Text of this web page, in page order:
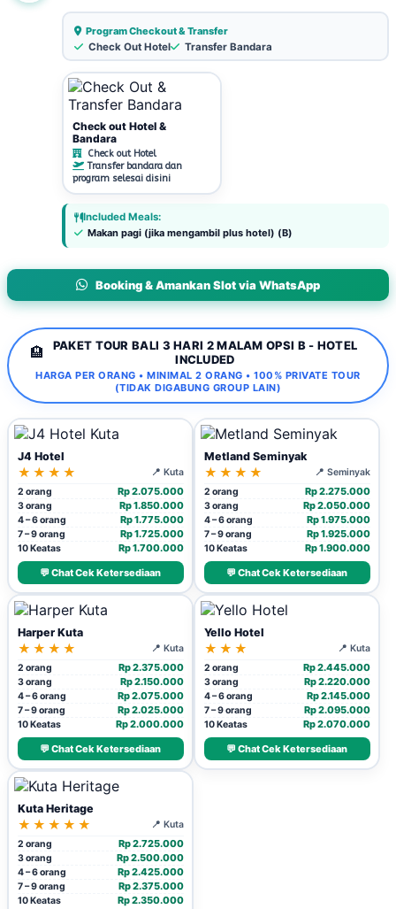
Program Checkout & Transfer
Check Out Hotel
Transfer Bandara
Check out Hotel &
Bandara
Check out Hotel
Transfer bandara dan
program selesai disini
Included Meals:
Makan pagi (jika mengambil plus hotel) (B)
Booking & Amankan Slot via WhatsApp
🏨
PAKET TOUR BALI 3 HARI 2 MALAM OPSI B - HOTEL
INCLUDED
HARGA PER ORANG • MINIMAL 2 ORANG • 100% PRIVATE TOUR
(TIDAK DIGABUNG GROUP LAIN)
J4 Hotel
★★★★
📍 Kuta
2 orang
Rp 2.075.000
3 orang Rp 1.850.000
4 – 6 orang Rp 1.775.000
7 – 9 orang Rp 1.725.000
10 Keatas
Rp 1.700.000
💬 Chat Cek Ketersediaan
Metland Seminyak
★★★★
📍 Seminyak
2 orang
Rp 2.275.000
3 orang Rp 2.050.000
4 – 6 orang Rp 1.975.000
7 – 9 orang Rp 1.925.000
10 Keatas
Rp 1.900.000
💬 Chat Cek Ketersediaan
Harper Kuta
★★★★
📍 Kuta
2 orang
Rp 2.375.000
3 orang Rp 2.150.000
4 – 6 orang Rp 2.075.000
7 – 9 orang Rp 2.025.000
10 Keatas
Rp 2.000.000
💬 Chat Cek Ketersediaan
Yello Hotel
★★★
📍 Kuta
2 orang
Rp 2.445.000
3 orang Rp 2.220.000
4 – 6 orang Rp 2.145.000
7 – 9 orang Rp 2.095.000
10 Keatas
Rp 2.070.000
💬 Chat Cek Ketersediaan
Kuta Heritage
★★★★★
📍 Kuta
2 orang
Rp 2.725.000
3 orang Rp 2.500.000
4 – 6 orang Rp 2.425.000
7 – 9 orang Rp 2.375.000
10 Keatas
Rp 2.350.000